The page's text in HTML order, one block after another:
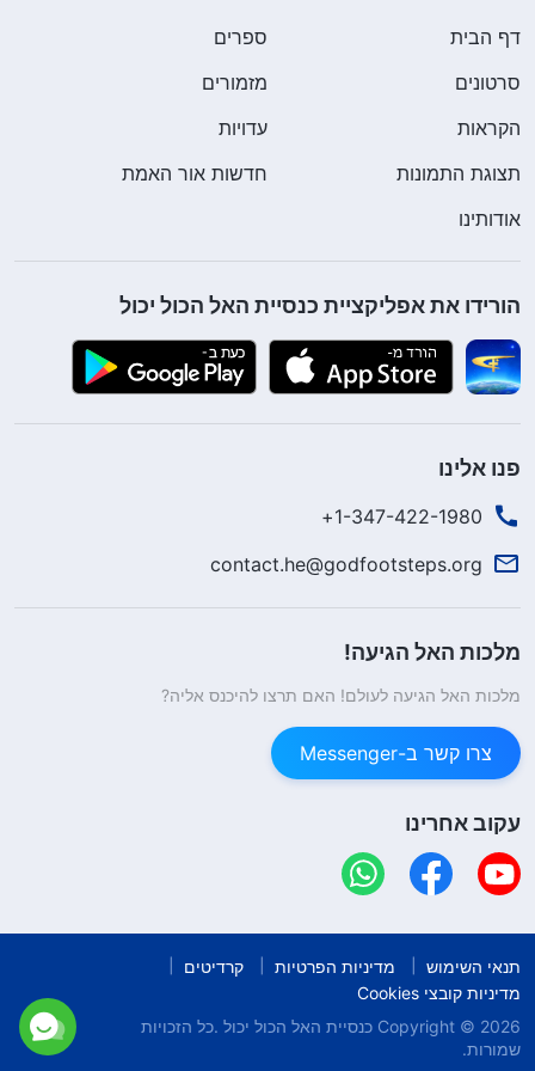
דף הבית
ספרים
סרטונים
מזמורים
הקראות
עדויות
תצוגת התמונות
חדשות אור האמת
אודותינו
הורידו את אפליקציית כנסיית האל הכול יכול
פנו אלינו
1-347-422-1980+
contact.he@godfootsteps.org
מלכות האל הגיעה!
מלכות האל הגיעה לעולם! האם תרצו להיכנס אליה?
צרו קשר ב-Messenger
עקוב אחרינו
תנאי השימוש מדיניות הפרטיות
קרדיטים
מדיניות קובצי Cookies
Copyright © 2026 כנסיית האל הכול יכול .כל הזכויות
שמורות.